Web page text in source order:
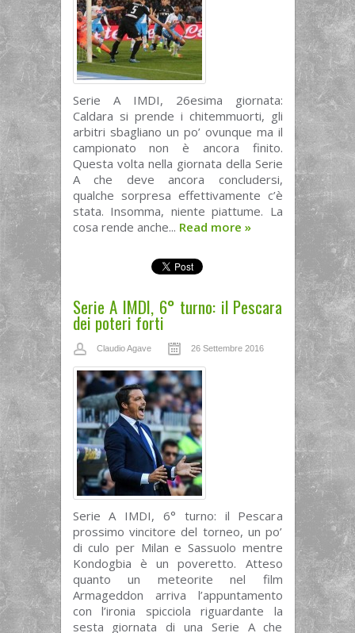
Serie A IMDI, 26esima giornata:
Caldara si prende i chitemmuorti, gli
arbitri sbagliano un po’ ovunque ma il
campionato non è ancora finito.
Questa volta nella giornata della Serie
A che deve ancora concludersi,
qualche sorpresa effettivamente c’è
stata. Insomma, niente piattume. La
cosa rende anche... Read more »
Serie A IMDI, 6° turno: il Pescara
dei poteri forti
Claudio Agave 26 Settembre 2016
Serie A IMDI, 6° turno: il Pescara
prossimo vincitore del torneo, un po’
di culo per Milan e Sassuolo mentre
Kondogbia è un poveretto. Atteso
quanto un meteorite nel film
Armageddon arriva l’appuntamento
con l’ironia spicciola riguardante la
sesta giornata di una Serie A che